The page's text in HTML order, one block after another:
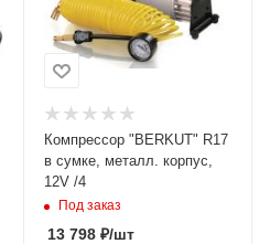
Компрессор "BERKUT" R17
в сумке, металл. корпус,
12V /4
Под заказ
13 798₽/шт